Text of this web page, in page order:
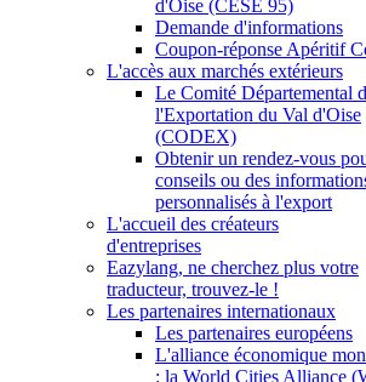
d'Oise (CESE 95)
Demande d'informations
Coupon-réponse Apéritif
L'accès aux marchés extérieurs
Le Comité Départemental
l'Exportation du Val d'Oise
(CODEX)
Obtenir un rendez-vous
conseils ou des
personnalisés à l'export
L'accueil des créateurs
d'entreprises
Eazylang, ne cherchez plus votre
traducteur, trouvez-le !
Les partenaires internationaux
Les partenaires européens
L'alliance économique
: la World Cities Alliance